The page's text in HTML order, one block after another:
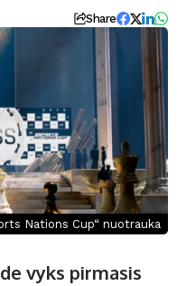
Share
Nations Cup“ nuotrauka
vyks pirmasis